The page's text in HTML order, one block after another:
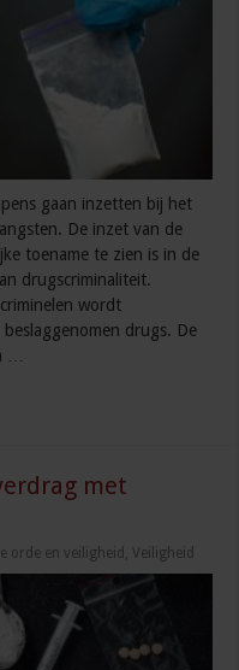
gaan inzetten bij het
De inzet van de
toename te zien is in de
drugscriminaliteit.
wordt
drugs. De
…
met
orde en veiligheid ,Veiligheid